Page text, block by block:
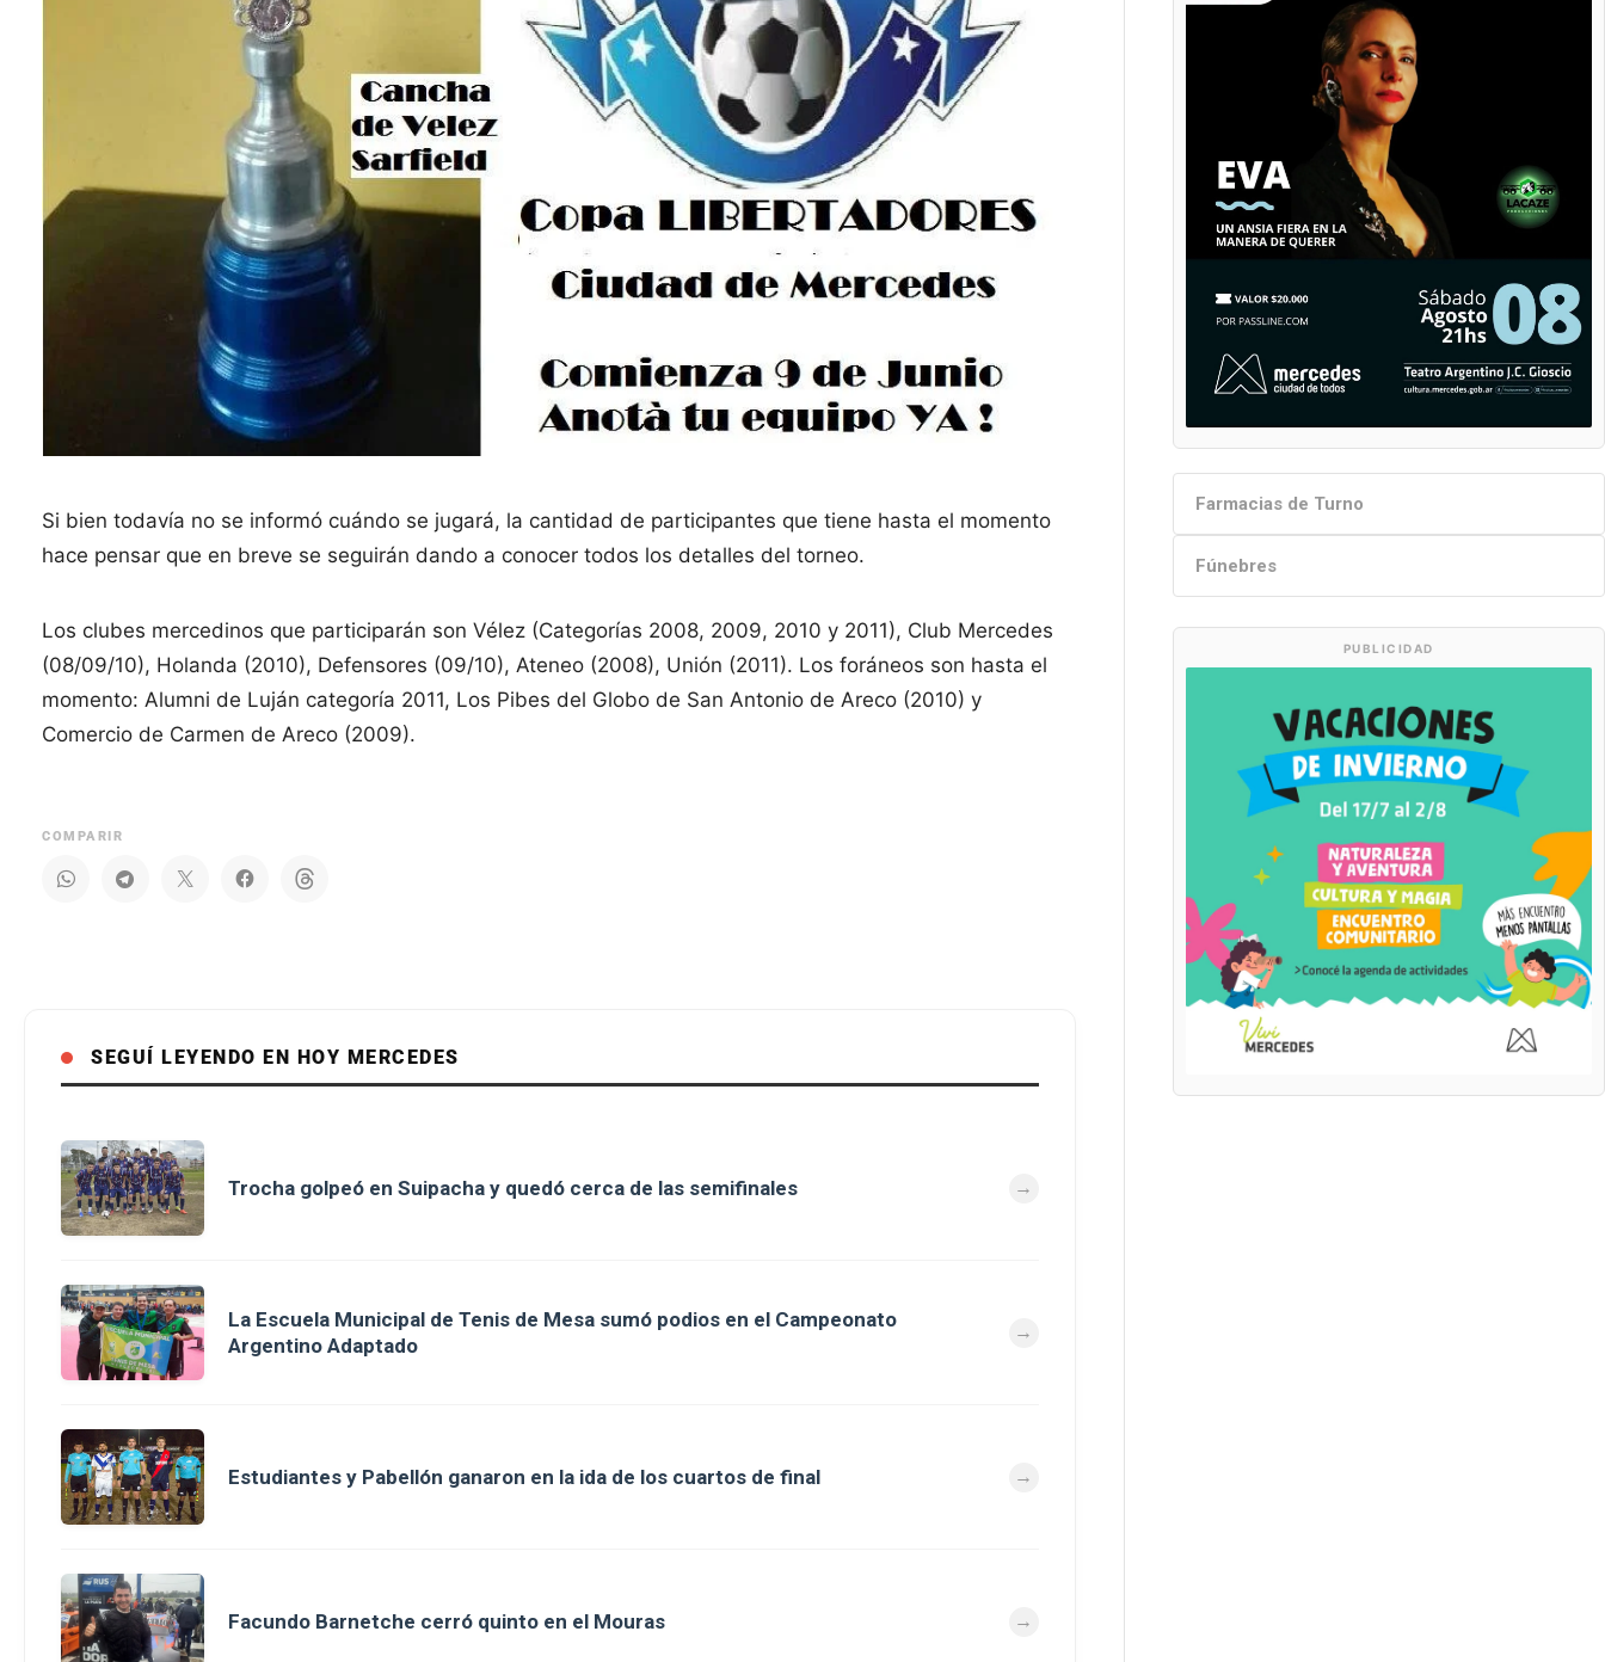
Si bien todavía no se informó cuándo se jugará, la cantidad de participantes que tiene hasta el momento
hace pensar que en breve se seguirán dando a conocer todos los detalles del torneo.
Los clubes mercedinos que participarán son Vélez (Categorías 2008, 2009, 2010 y 2011), Club Mercedes
(08/09/10), Holanda (2010), Defensores (09/10), Ateneo (2008), Unión (2011). Los foráneos son hasta el
momento: Alumni de Luján categoría 2011, Los Pibes del Globo de San Antonio de Areco (2010) y
Comercio de Carmen de Areco (2009).
COMPARIR
SEGUÍ LEYENDO EN HOY MERCEDES
Trocha golpeó en Suipacha y quedó cerca de las semifinales
La Escuela Municipal de Tenis de Mesa sumó podios en el Campeonato
Argentino Adaptado
Estudiantes y Pabellón ganaron en la ida de los cuartos de final
Facundo Barnetche cerró quinto en el Mouras
Farmacias de Turno
Fúnebres
PUBLICIDAD